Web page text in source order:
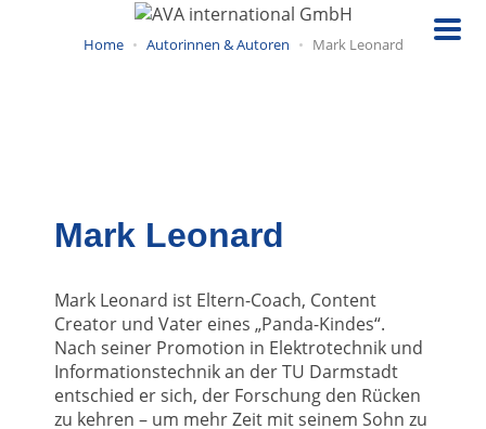
Home Autorinnen & Autoren Mark Leonard
Mark Leonard
Mark Leonard ist Eltern-Coach, Content
Creator und Vater eines „Panda-Kindes“.
Nach seiner Promotion in Elektrotechnik und
Informationstechnik an der TU Darmstadt
entschied er sich, der Forschung den Rücken
zu kehren – um mehr Zeit mit seinem Sohn zu